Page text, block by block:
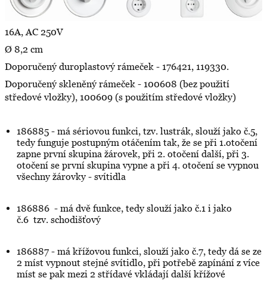
16A, AC 250V
Ø 8,2 cm
Doporučený duroplastový rámeček - 176421, 119330.
Doporučený skleněný rámeček - 100608 (bez použití
středové vložky), 100609 (s použitím středové vložky)
186885 - má sériovou funkci, tzv. lustrák, slouží jako č.5,
tedy funguje postupným otáčením tak, že se při 1.otočení
zapne první skupina žárovek, při 2. otočení další, při 3.
otočení se první skupina vypne a při 4. otočení se vypnou
všechny žárovky - svítidla
186886 - má dvě funkce, tedy slouží jako č.1 i jako
č.6 tzv. schodišťový
186887 - má křížovou funkci, slouží jako č.7, tedy dá se ze
2 míst vypnout stejné svítidlo, při potřebě zapínání z více
míst se pak mezi 2 střídavé vkládají další křížové